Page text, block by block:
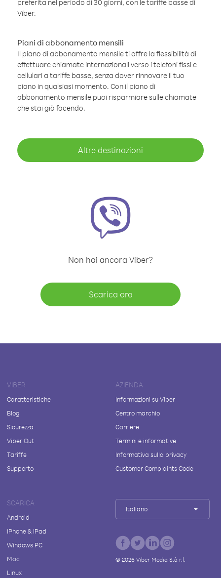
preferita nel periodo di 30 giorni, con le tariffe basse di
Viber.
Piani di abbonamento mensili
Il piano di abbonamento mensile ti offre la flessibilità di
effettuare chiamate internazionali verso i telefoni fissi e
cellulari a tariffe basse, senza dover rinnovare il tuo
piano in qualsiasi momento. Con il piano di
abbonamento mensile puoi risparmiare sulle chiamate
che stai già facendo.
Altre destinazioni
Non hai ancora Viber?
Scarica ora
VIBER
Caratteristiche
Blog
Sicurezza
Viber Out
Tariffe
Supporto
AZIENDA
Informazioni su Viber
Centro marchio
Carriere
Termini e informative
Informativa sulla privacy
Customer Complaints Code
SCARICA
Android
iPhone & iPad
Windows PC
Mac
Linux
Italiano
© 2026Viber Media S.à r.l.